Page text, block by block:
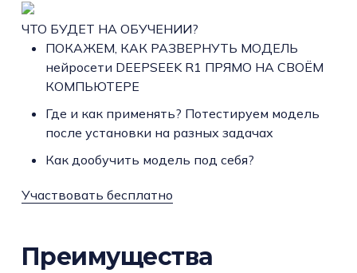
ЧТО БУДЕТ НА ОБУЧЕНИИ?
ПОКАЖЕМ, КАК РАЗВЕРНУТЬ МОДЕЛЬ
нейросети DEEPSEEK R1 ПРЯМО НА СВОЁМ
КОМПЬЮТЕРЕ
Где и как применять? Потестируем модель
после установки на разных задачах
Как дообучить модель под себя?
Участвовать бесплатно
Преимущества